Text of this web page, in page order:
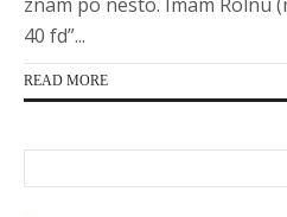
40 fd”...
READ MORE